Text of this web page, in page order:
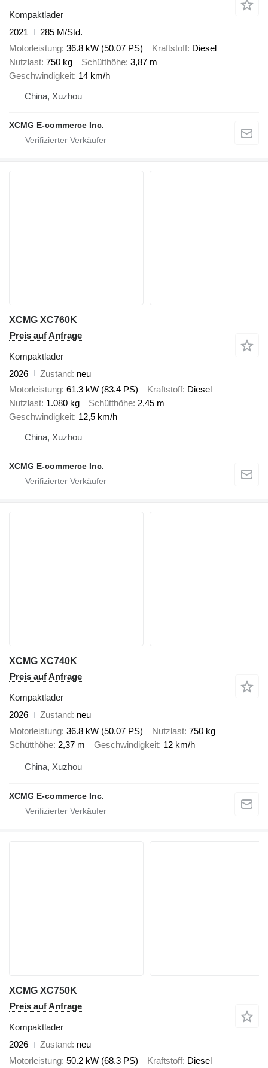
Kompaktlader
2021
285 M/Std.
Motorleistung 36.8 kW (50.07 PS) Kraftstoff Diesel
Nutzlast 750 kg Schütthöhe 3,87 m
Geschwindigkeit 14 km/h
China, Xuzhou
XCMG E-commerce Inc.
XCMG XC760K
Preis auf Anfrage
Kompaktlader
2026
Zustand neu
Motorleistung 61.3 kW (83.4 PS) Kraftstoff Diesel
Nutzlast 1.080 kg Schütthöhe 2,45 m
Geschwindigkeit 12,5 km/h
China, Xuzhou
XCMG E-commerce Inc.
XCMG XC740K
Preis auf Anfrage
Kompaktlader
2026
Zustand neu
Motorleistung 36.8 kW (50.07 PS) Nutzlast 750 kg
Schütthöhe 2,37 m Geschwindigkeit 12 km/h
China, Xuzhou
XCMG E-commerce Inc.
XCMG XC750K
Preis auf Anfrage
Kompaktlader
2026
Zustand neu
Motorleistung 50.2 kW (68.3 PS) Kraftstoff Diesel